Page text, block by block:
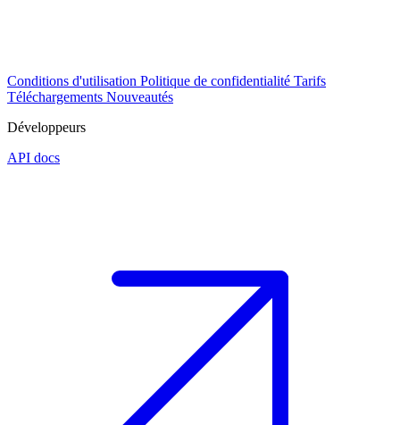
Conditions d'utilisation Politique de confidentialité Tarifs
Téléchargements Nouveautés
Développeurs
API docs